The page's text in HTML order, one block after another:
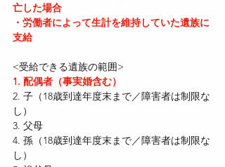
亡した場合
・労働者によって生計を維持していた遺族に
支給
<受給できる遺族の範囲>
1. 配偶者（事実婚含む）
2. 子（18歳到達年度末まで／障害者は制限な
し）
3. 父母
4. 孫（18歳到達年度末まで／障害者は制限な
し）